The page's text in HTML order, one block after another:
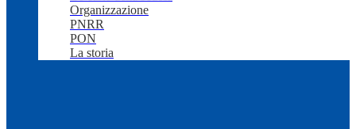
Organizzazione
PNRR
PON
La storia